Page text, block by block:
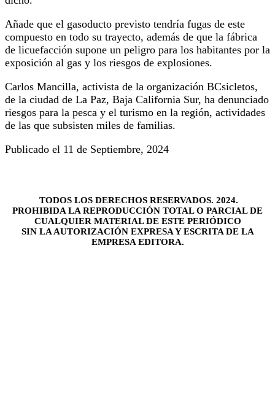
Añade que el gasoducto previsto tendría fugas de este
compuesto en todo su trayecto, además de que la fábrica
de licuefacción supone un peligro para los habitantes por la
exposición al gas y los riesgos de explosiones.
Carlos Mancilla, activista de la organización BCsicletos,
de la ciudad de La Paz, Baja California Sur, ha denunciado
riesgos para la pesca y el turismo en la región, actividades
de las que subsisten miles de familias.
Publicado el 11 de Septiembre, 2024
TODOS LOS DERECHOS RESERVADOS. 2024.
PROHIBIDA LA REPRODUCCIÓN TOTAL O PARCIAL DE
CUALQUIER MATERIAL DE ESTE PERIÓDICO
SIN LA AUTORIZACIÓN EXPRESA Y ESCRITA DE LA
EMPRESA EDITORA.